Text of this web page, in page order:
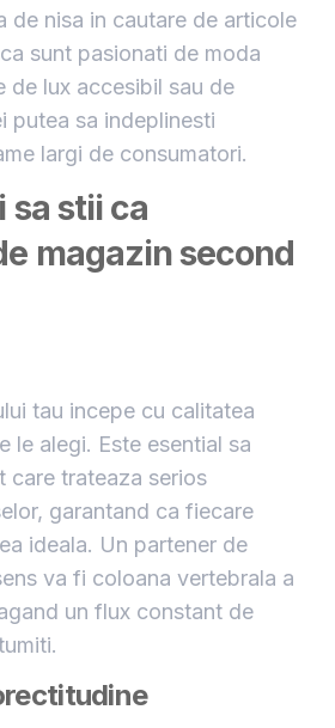
de nisa in cautare de articole
sunt pasionati de moda
de lux accesibil sau de
putea sa indeplinesti
largi de consumatori.
sa stii ca
magazin second
tau incepe cu calitatea
le alegi. Este esential sa
care trateaza serios
garantand ca fiecare
ideala. Un partener de
va fi coloana vertebrala a
un flux constant de